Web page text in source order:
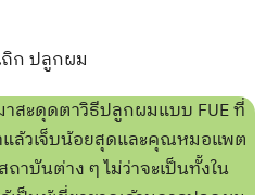
ะดุดตาวิธีปลูกผมแบบ FUE ที่
แล้วเจ็บน้อยสุดและคุณหมอแพต
าบันต่าง ๆ ไม่ว่าจะเป็นทั้งใน